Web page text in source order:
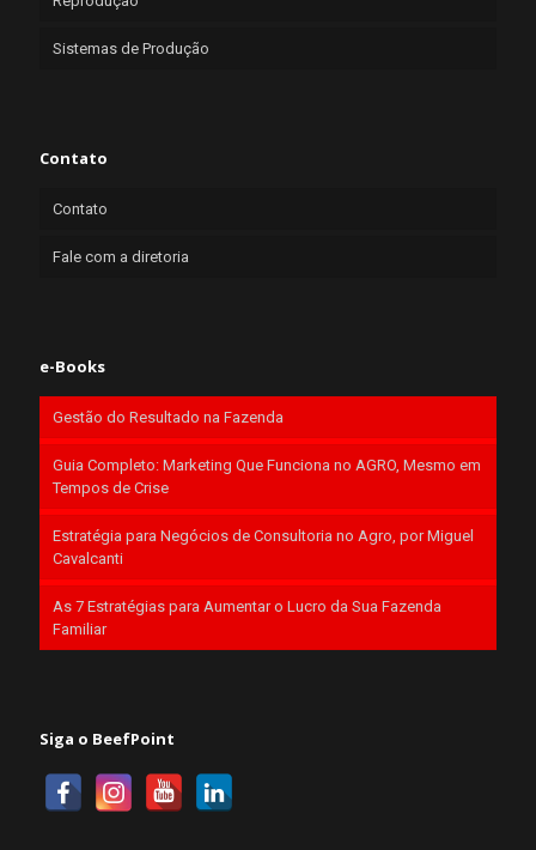
Sistemas de Produção
Contato
Contato
Fale com a diretoria
e-Books
Gestão do Resultado na Fazenda
Guia Completo: Marketing Que Funciona no AGRO, Mesmo em
Tempos de Crise
Estratégia para Negócios de Consultoria no Agro, por Miguel
Cavalcanti
As 7 Estratégias para Aumentar o Lucro da Sua Fazenda
Familiar
Siga o BeefPoint